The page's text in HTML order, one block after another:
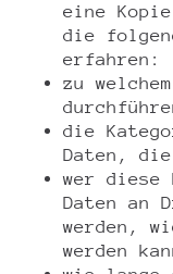
eine
die
erfahren:
zu
die
Daten,
wer diese
Daten an
werden,
werden